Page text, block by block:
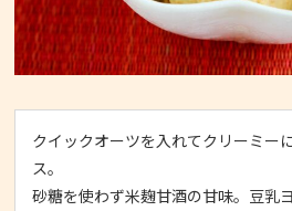
クイックオーツを入れてクリーミー
ス。
砂糖を使わず米麹甘酒の甘味。豆乳